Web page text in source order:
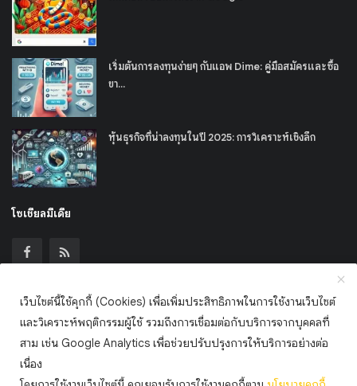
เริ่มต้นการลงทุนง่ายๆ กับแอพ Dime: คู่มือสมัครและซื้อ
ขา...
หุ้นธุรกิจที่น่าลงทุนในปี 2025: การวิเคราะห์เชิงลึก
โซเชียลมีเดีย
เข้าร่วมจดหมายข่าวของเรา
สมัครสมาชิก
เว็บไซต์นี้ใช้คุกกี้ (Cookies) เพื่อเพิ่มประสิทธิภาพในการใช้งานเว็บไซต์
และวิเคราะห์พฤติกรรมผู้ใช้ รวมถึงการเชื่อมต่อกับบริการจากบุคคลที่
สาม เช่น Google Analytics เพื่อช่วยปรับปรุงการให้บริการอย่างต่อ
เนื่อง